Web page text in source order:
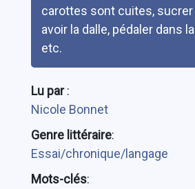
carottes sont cuites,
avoir la dalle, pédaler dans
etc.
Lu par:
Nicole Bonnet
Genre littéraire:
Essai/chronique/langage
Mots-clés: